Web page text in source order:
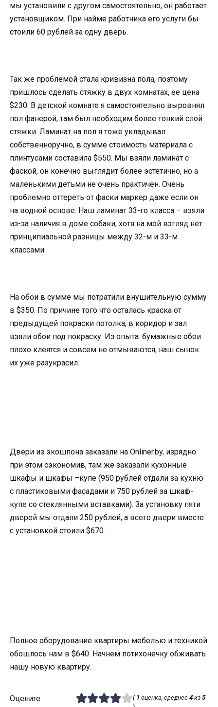
мы установили с другом самостоятельно, он работает
установщиком. При найме работника его услуги бы
стоили 60 рублей за одну дверь.
Так же проблемой стала кривизна пола, поэтому
пришлось сделать стяжку в двух комнатах, ее цена
$230. В детской комнате я самостоятельно выровнял
пол фанерой, там был необходим более тонкий слой
стяжки. Ламинат на пол я тоже укладывал
собственноручно, в сумме стоимость материала с
плинтусами составила $550. Мы взяли ламинат с
фаской, он конечно выглядит более эстетично, но а
маленькими детьми не очень практичен. Очень
проблемно оттереть от фаски маркер даже если он
на водной основе. Наш ламинат 33-го класса – взяли
из-за наличия в доме собаки, хотя на мой взгляд нет
принципиальной разницы между 32-м и 33-м
классами.
На обои в сумме мы потратили внушительную сумму
в $350. По причине того что осталась краска от
предыдущей покраски потолка, в коридор и зал
взяли обои под покраску. Из опыта: бумажные обои
плохо клеятся и совсем не отмываются, наш сынок
их уже разукрасил.
Двери из экошпона заказали на Onliner.by, изрядно
при этом сэкономив, там же заказали кухонные
шкафы и шкафы –купе (950 рублей отдали за кухню
с пластиковыми фасадами и 750 рублей за шкаф-
купе со стеклянными вставками). За установку пяти
дверей мы отдали 250 рублей, а всего двери вместе
с установкой стоили $670.
Полное оборудование квартиры мебелью и техникой
обошлось нам в $640. Начнем потихонечку обживать
нашу новую квартиру.
Оцените
( 1 оценка, среднее 4из 5